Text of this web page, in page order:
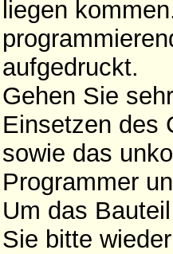
liegen
aufgedruckt.
Gehen Sie
Einsetzen des
sowie das
Programmer
Um das
Sie bitte